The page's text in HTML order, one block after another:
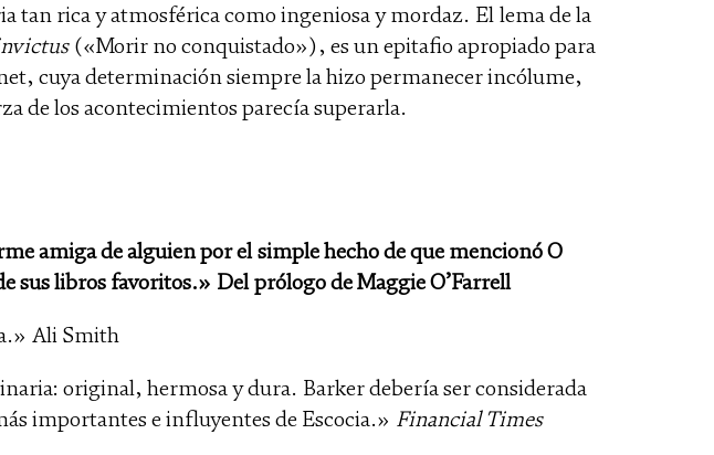
tan rica y atmosférica como ingeniosa y mordaz. El lema de la
(«Morir no conquistado»), es un epitafio apropiado para
cuya determinación siempre la hizo permanecer incólume,
de los acontecimientos parecía superarla.
amiga de alguien por el simple hecho de que mencionó O
sus libros favoritos.» Del prólogo de Maggie O’Farrell
Ali Smith
original, hermosa y dura. Barker debería ser considerada
importantes e influyentes de Escocia.» Financial Times